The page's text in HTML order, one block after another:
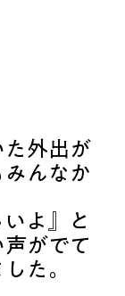
た外出が
んなか
いよ』と
がでて
た。